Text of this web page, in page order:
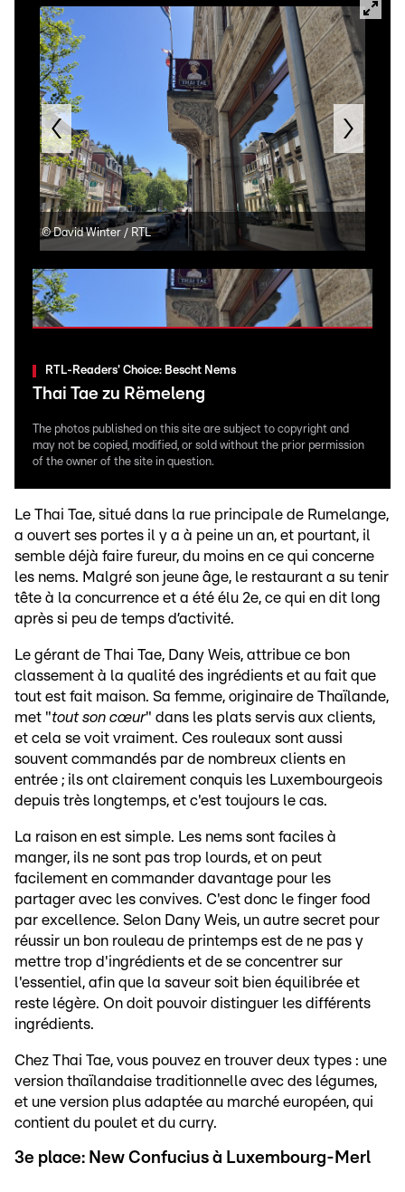
©David Winter / RTL
RTL-Readers' Choice: Bescht Nems
Thai Tae zu Rëmeleng
The photos published on this site are subject to copyright and
may not be copied, modified, or sold without the prior permission
of the owner of the site in question.
Le Thai Tae, situé dans la rue principale de Rumelange,
a ouvert ses portes il y a à peine un an, et pourtant, il
semble déjà faire fureur, du moins en ce qui concerne
les nems. Malgré son jeune âge, le restaurant a su tenir
tête à la concurrence et a été élu 2e, ce qui en dit long
après si peu de temps d’activité.
Le gérant de Thai Tae, Dany Weis, attribue ce bon
classement à la qualité des ingrédients et au fait que
tout est fait maison. Sa femme, originaire de Thaïlande,
met "tout son cœur" dans les plats servis aux clients,
et cela se voit vraiment. Ces rouleaux sont aussi
souvent commandés par de nombreux clients en
entrée ; ils ont clairement conquis les Luxembourgeois
depuis très longtemps, et c'est toujours le cas.
La raison en est simple. Les nems sont faciles à
manger, ils ne sont pas trop lourds, et on peut
facilement en commander davantage pour les
partager avec les convives. C'est donc le finger food
par excellence. Selon Dany Weis, un autre secret pour
réussir un bon rouleau de printemps est de ne pas y
mettre trop d'ingrédients et de se concentrer sur
l'essentiel, afin que la saveur soit bien équilibrée et
reste légère. On doit pouvoir distinguer les différents
ingrédients.
Chez Thai Tae, vous pouvez en trouver deux types : une
version thaïlandaise traditionnelle avec des légumes,
et une version plus adaptée au marché européen, qui
contient du poulet et du curry.
3e place: New Confucius à Luxembourg-Merl